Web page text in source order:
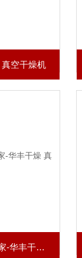
空干燥机
圆盘式污泥烘干机生产厂家-华丰干燥 真空干燥机